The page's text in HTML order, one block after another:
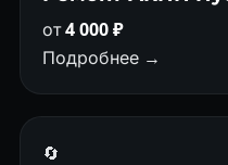
от4 000 ₽
Подробнее →
🔄